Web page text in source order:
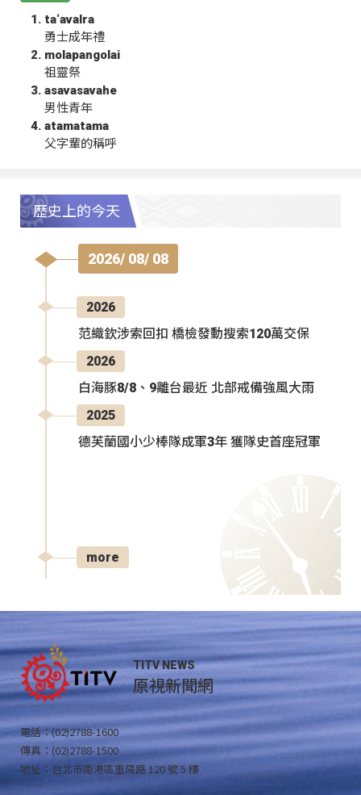
ta‘avalra
勇士成年禮
molapangolai
祖靈祭
asavasavahe
男性青年
atamatama
父字輩的稱呼
歷史上的今天
2026/ 08/ 08
2026
范織欽涉索回扣 橋檢發動搜索120萬交保
2026
白海豚8/8、9離台最近 北部戒備強風大雨
2025
德芙蘭國小少棒隊成軍3年 獲隊史首座冠軍
more
TITV NEWS
原視新聞網
電話：(02)2788-1600
傳真：(02)2788-1500
地址：台北市南港區重陽路 120 號 5 樓